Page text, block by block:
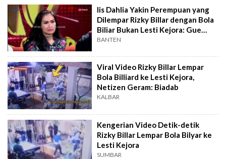
Iis Dahlia Yakin Perempuan yang
Dilempar Rizky Billar dengan Bola
Biliar Bukan Lesti Kejora: Gue
Hafal Body Dedek
BANTEN
Viral Video Rizky Billar Lempar
Bola Billiard ke Lesti Kejora,
Netizen Geram: Biadab
KALBAR
Kengerian Video Detik-detik
Rizky Billar Lempar Bola Bilyar ke
Lesti Kejora
SUMBAR